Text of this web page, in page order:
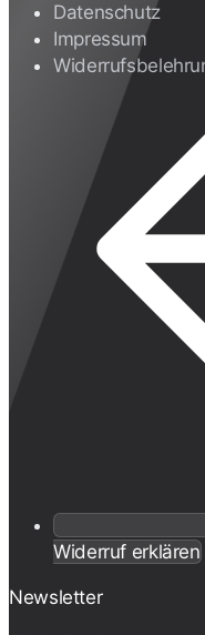
Datenschutz
Impressum
Widerruf erklären
Newsletter